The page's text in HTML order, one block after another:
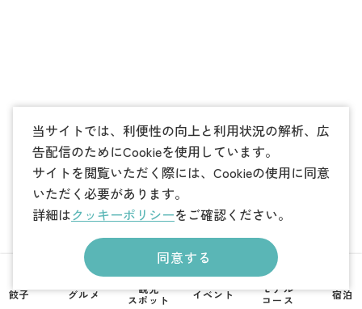
当サイトでは、利便性の向上と利用状況の解析、広
告配信のためにCookieを使用しています。
サイトを閲覧いただく際には、Cookieの使用に同意
いただく必要があります。
詳細はクッキーポリシーをご確認ください。
同意する